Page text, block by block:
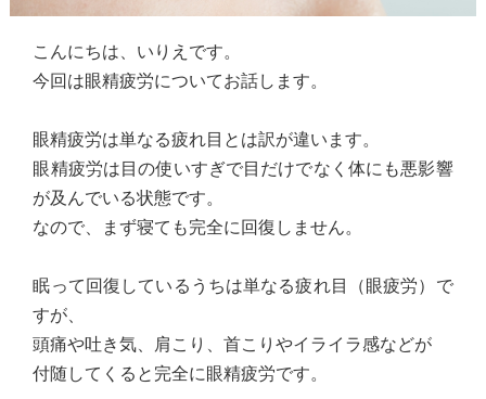
こんにちは、いりえです。
今回は眼精疲労についてお話します。
眼精疲労は単なる疲れ目とは訳が違います。
眼精疲労は目の使いすぎで目だけでなく体にも悪影響
が及んでいる状態です。
なので、まず寝ても完全に回復しません。
眠って回復しているうちは単なる疲れ目（眼疲労）で
すが、
頭痛や吐き気、肩こり、首こりやイライラ感などが
付随してくると完全に眼精疲労です。